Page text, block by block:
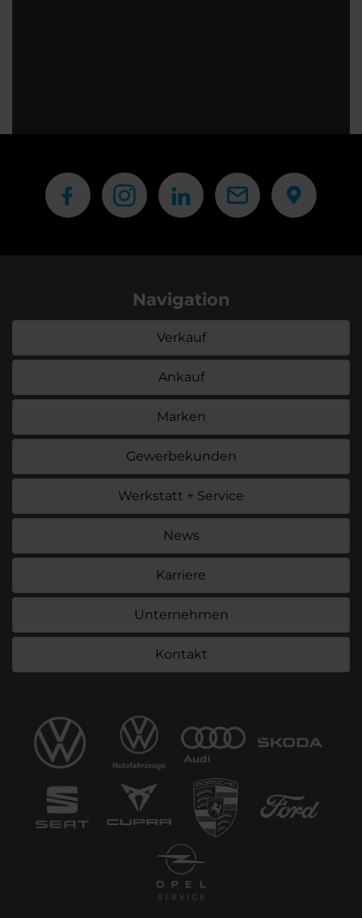
Navigation
Verkauf
Ankauf
Marken
Gewerbekunden
Werkstatt + Service
News
Karriere
Unternehmen
Kontakt